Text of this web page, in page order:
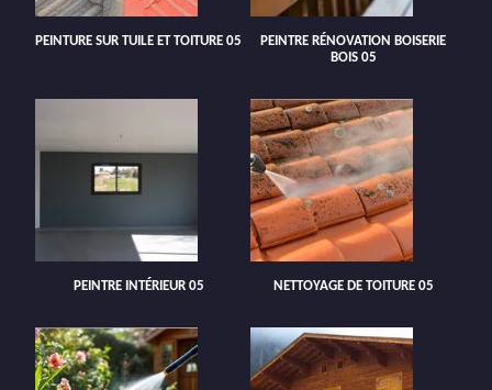
PEINTURE SUR TUILE ET TOITURE 05
PEINTRE RÉNOVATION BOISERIE
BOIS 05
PEINTRE INTÉRIEUR 05 NETTOYAGE DE TOITURE 05